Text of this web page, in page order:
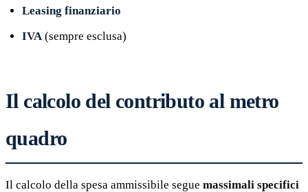
Leasing finanziario
IVA (sempre esclusa)
Il calcolo del contributo al metro
quadro
Il calcolo della spesa ammissibile segue massimali specifici